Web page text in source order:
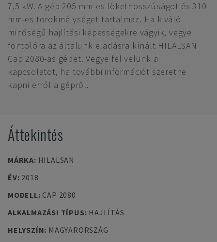
7,5 kW. A gép 205 mm-es lökethosszúságot és 310
mm-es torokmélységet tartalmaz. Ha kiváló
minőségű hajlítási képességekre vágyik, vegye
fontolóra az általunk eladásra kínált HILALSAN
Cap 2080-as gépet. Vegye fel velünk a
kapcsolatot, ha további információt szeretne
kapni erről a gépről.
Áttekintés
MÁRKA: HILALSAN
ÉV: 2018
MODELL: CAP 2080
ALKALMAZÁSI TÍPUS: HAJLÍTÁS
HELYSZÍN: MAGYARORSZÁG